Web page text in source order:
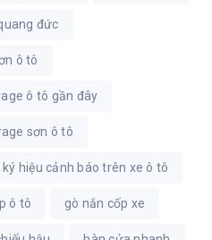
đức
ô tô
ô tô gần đây
sơn ô tô
hiệu cảnh báo trên xe ô tô
ô tô gò nắn cốp xe